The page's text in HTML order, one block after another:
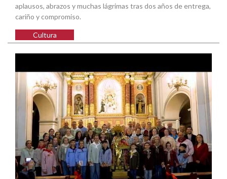
aplausos, abrazos y muchas lágrimas tras dos años de entrega,
cariño y compromiso.
Cultura